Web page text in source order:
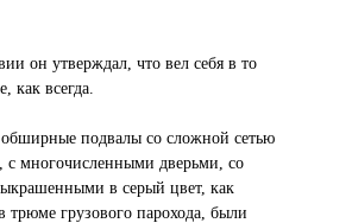
он утверждал, что вел себя в то
как всегда.
обширные подвалы со сложной сетью
с многочисленными дверьми, со
в серый цвет, как
трюме грузового парохода, были